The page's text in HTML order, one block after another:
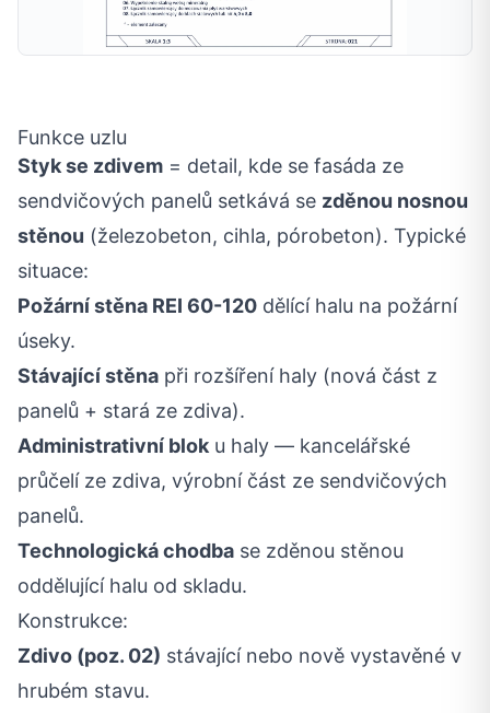
Funkce uzlu
Styk se zdivem = detail, kde se fasáda ze
sendvičových panelů setkává se zděnou nosnou
stěnou (železobeton, cihla, pórobeton). Typické
situace:
Požární stěna REI 60-120 dělící halu na požární
úseky.
Stávající stěna při rozšíření haly (nová část z
panelů + stará ze zdiva).
Administrativní blok u haly — kancelářské
průčelí ze zdiva, výrobní část ze sendvičových
panelů.
Technologická chodba se zděnou stěnou
oddělující halu od skladu.
Konstrukce:
Zdivo (poz. 02) stávající nebo nově vystavěné v
hrubém stavu.